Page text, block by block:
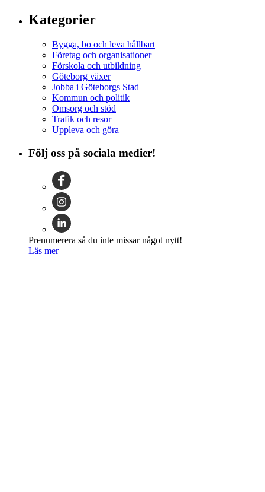
Kategorier
Bygga, bo och leva hållbart
Företag och organisationer
Förskola och utbildning
Göteborg växer
Jobba i Göteborgs Stad
Kommun och politik
Omsorg och stöd
Trafik och resor
Uppleva och göra
Följ oss på sociala medier!
Prenumerera så du inte missar något nytt!
Läs mer